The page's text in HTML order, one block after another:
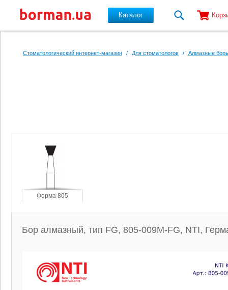
Каталог
Стоматологический интернет-магазин / Для стоматологов / Алмазные
Форма 805
Бор алмазный, тип FG, 805-009M-FG, NTI,